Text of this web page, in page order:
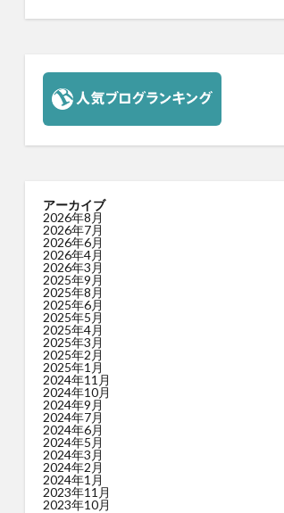
アーカイブ
2026年8月
2026年7月
2026年6月
2026年4月
2026年3月
2025年9月
2025年8月
2025年6月
2025年5月
2025年4月
2025年3月
2025年2月
2025年1月
2024年11月
2024年10月
2024年9月
2024年7月
2024年6月
2024年5月
2024年3月
2024年2月
2024年1月
2023年11月
2023年10月